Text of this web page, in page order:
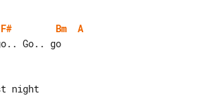
F# Bm
A
Go.. go